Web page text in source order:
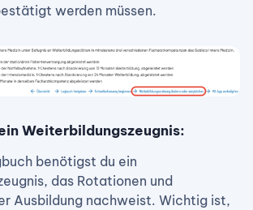
werden müssen.
Weiterbildungszeugnis:
benötigst du ein
das Rotationen und
Ausbildung nachweist. Wichtig ist,